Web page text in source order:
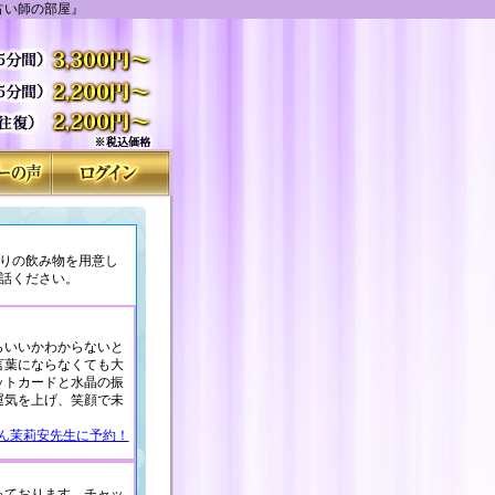
師の部屋』
の飲み物を用意し
ください。
いかわからないと
にならなくても大
カードと水晶の振
を上げ、笑顔で未
茉莉安先生に予約！